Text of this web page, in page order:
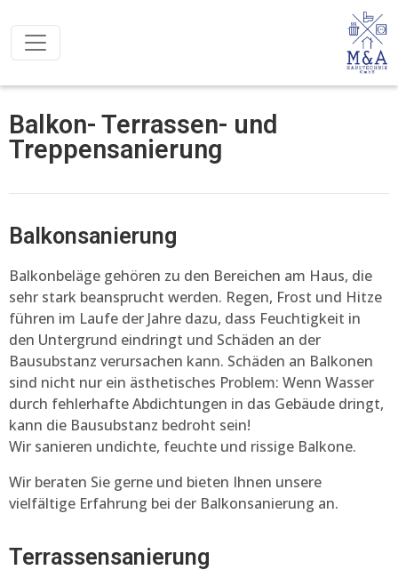
Balkon- Terrassen- und
Treppensanierung
Balkonsanierung
Balkonbeläge gehören zu den Bereichen am Haus, die
sehr stark beansprucht werden. Regen, Frost und Hitze
führen im Laufe der Jahre dazu, dass Feuchtigkeit in
den Untergrund eindringt und Schäden an der
Bausubstanz verursachen kann. Schäden an Balkonen
sind nicht nur ein ästhetisches Problem: Wenn Wasser
durch fehlerhafte Abdichtungen in das Gebäude dringt,
kann die Bausubstanz bedroht sein!
Wir sanieren undichte, feuchte und rissige Balkone.
Wir beraten Sie gerne und bieten Ihnen unsere
vielfältige Erfahrung bei der Balkonsanierung an.
Terrassensanierung